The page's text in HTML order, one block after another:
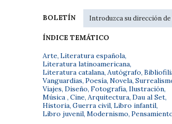
BOLETÍN
ÍNDICE TEMÁTICO
Arte, Literatura española,
Literatura latinoamericana,
Literatura catalana, Autógrafo,
Vanguardias, Poesía, Novela,
Viajes, Diseño, Fotografía, Ilustración,
Música , Cine, Arquitectura, Dau al Set,
Historia, Guerra civil, Libro infantil,
Libro juvenil, Modernismo,